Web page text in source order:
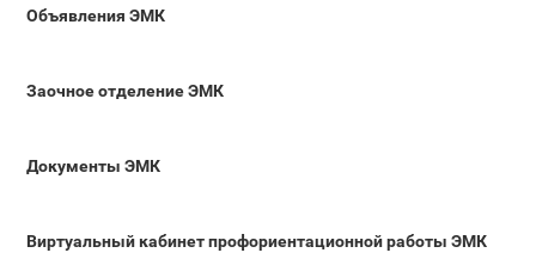
Объявления ЭМК
Заочное отделение ЭМК
Документы ЭМК
Виртуальный кабинет профориентационной работы ЭМК